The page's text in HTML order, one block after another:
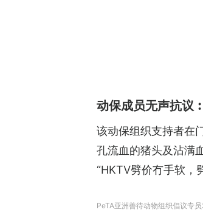
动保成员无声抗议
该动保组织支持者在
孔流血的猪头及沾满
“HKTV劈价冇手软，
PeTA亚洲善待动物组织倡议专员